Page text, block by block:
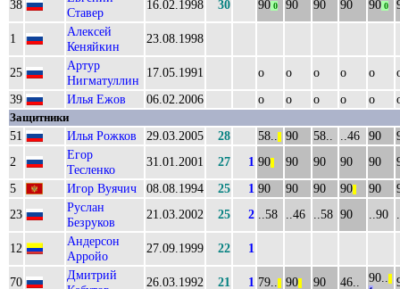
38
Ставер
16.02.1998 30 90 0 90 90 90 90 0
1
Алексей
Кеняйкин
23.08.1998
25
Артур
Нигматуллин
17.05.1991 о о о о о
39
Илья Ежов 06.02.2006 о о о о о
Защитники
51 Илья Рожков 29.03.2005 28 58.. 90 58.. ..46 90
2
Егор
Тесленко
31.01.2001 27 1 90 90 90 90 90
5
Игор Вуячич 08.08.1994 25 1 90 90 90 90 90
23
Руслан
Безруков
21.03.2002 25 2 ..58 ..46 ..58 90 ..90
12
Андерсон
Арройо
27.09.1999 22 1
70
Дмитрий
26.03.1992 21 1 79.. 90 90 46.. 90..